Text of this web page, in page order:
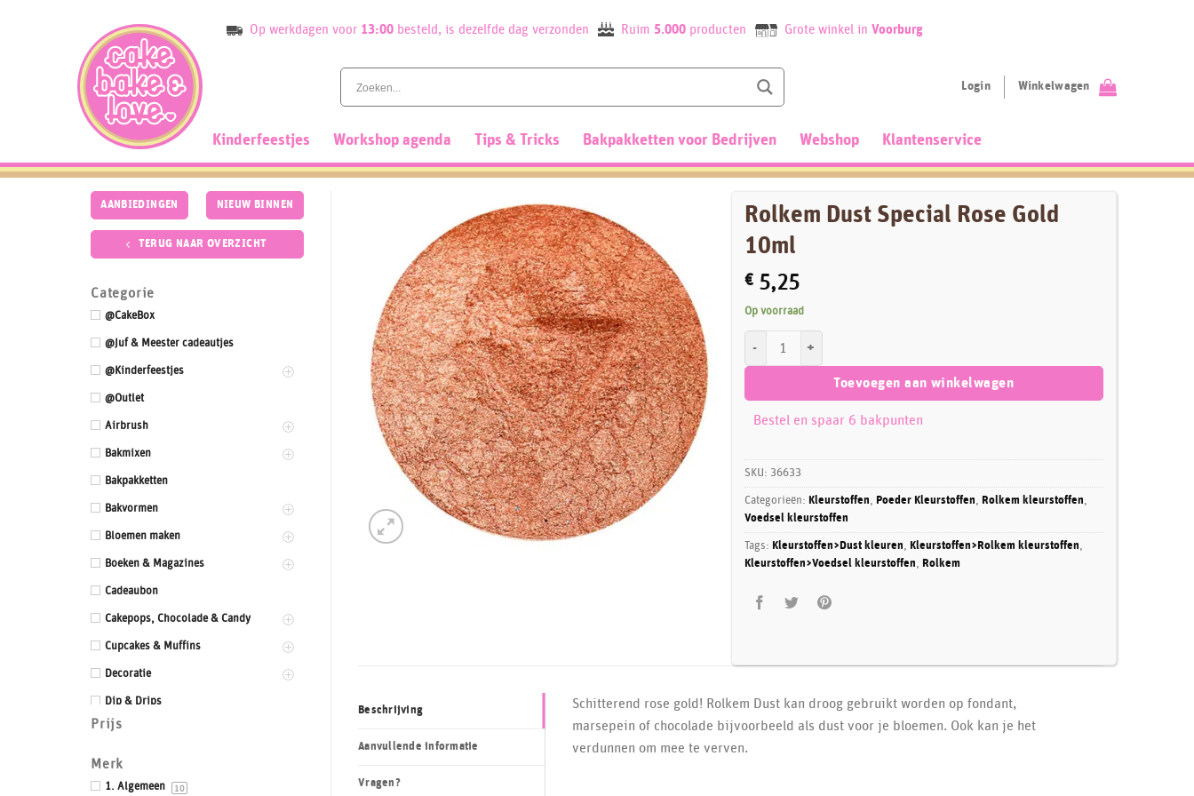
Op werkdagen voor 13:00besteld, is dezelfde dag verzonden Ruim 5.000producten Grote winkel in Voorburg
Login Winkelwagen
Kinderfeestjes Workshop agenda Tips & Tricks Bakpakketten voor Bedrijven Webshop Klantenservice
AANBIEDINGEN NIEUW BINNEN
TERUG NAAR OVERZICHT
Categorie
@CakeBox
@Juf & Meester cadeautjes
@Kinderfeestjes
@Outlet
Airbrush
Bakmixen
Bakpakketten
Bakvormen
Bloemen maken
Boeken & Magazines
Cadeaubon
Cakepops, Chocolade & Candy
Cupcakes & Muffins
Decoratie
Dip & Drips
Dozen & Dummies
Drums & Boards
Eetbaar kant
Prijs
Merk
1. Algemeen 10
Rolkem Dust Special Rose Gold
10ml
€5,25
Op voorraad
Toevoegen aan winkelwagen
Bestel en spaar 6 bakpunten
SKU: 36633
Categorieën: Kleurstoffen, Poeder Kleurstoffen, Rolkem kleurstoffen,
Voedsel kleurstoffen
Tags: Kleurstoffen>Dust kleuren, Kleurstoffen>Rolkem kleurstoffen,
Kleurstoffen>Voedsel kleurstoffen, Rolkem
Beschrijving
Aanvullende informatie
Vragen?
Schitterend rose gold! Rolkem Dust kan droog gebruikt worden op fondant,
marsepein of chocolade bijvoorbeeld als dust voor je bloemen. Ook kan je het
verdunnen om mee te verven.